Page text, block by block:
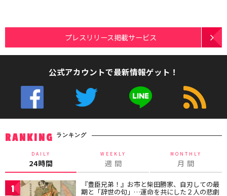
プレスリリース掲載サービス
公式アカウントで最新情報ゲット！
RANKING ランキング
DAILY
24時間
WEEKLY
週 間
MONTHLY
月 間
1 『豊臣兄弟！』お市と柴田勝家、自刃しての最
期と「辞世の句」…運命を共にした２人の悲劇